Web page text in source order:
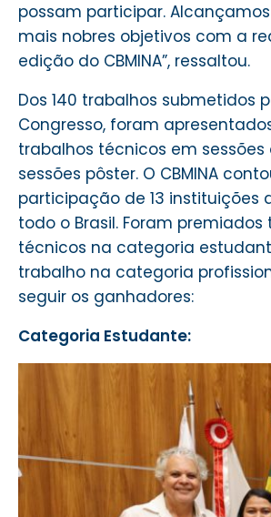
possam participar.
mais nobres objetivos com a
edição do CBMINA”, ressaltou.
Dos 140 trabalhos submetidos
Congresso, foram
trabalhos técnicos em sessões
sessões pôster. O CBMINA
participação de 13 instituições
todo o Brasil. Foram
técnicos na categoria
trabalho na categoria
seguir os ganhadores:
Categoria Estudante: